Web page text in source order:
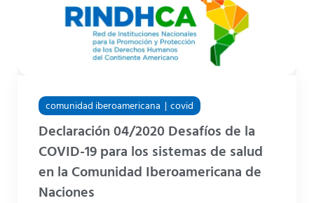
comunidad iberoamericana covid
Declaración 04/2020 Desafíos de la
COVID-19 para los sistemas de salud
en la Comunidad Iberoamericana de
Naciones